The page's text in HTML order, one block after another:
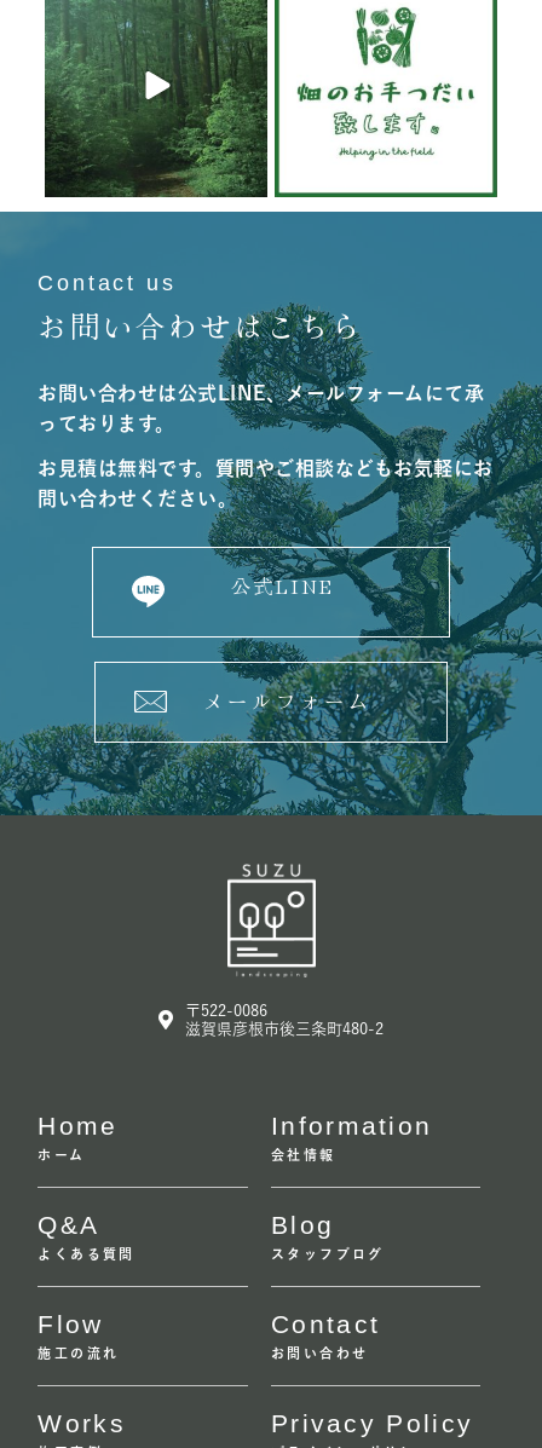
6月 19
Contact us
お問い合わせはこちら
お問い合わせは公式LINE、メールフォームにて承
っております。
お見積は無料です。質問やご相談などもお気軽にお
問い合わせください。
公式LINE
メールフォーム
〒522-0086
滋賀県彦根市後三条町480-2
Home
ホーム
Q&A
よくある質問
Flow
施工の流れ
Works
Information
会社情報
Blog
スタッフブログ
Contact
お問い合わせ
Privacy Policy